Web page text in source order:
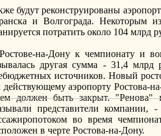
будут реконструированы
и Волгограда. Некоторым
потратить около 104 млрд
на-Дону к чемпионату и
другая сумма - 31,4 млрд
источников. Новый
действующему аэропорту Ростова-
должен быть закрыт. "Ренова"
представители
во время
в черте Ростова-на-Дону.